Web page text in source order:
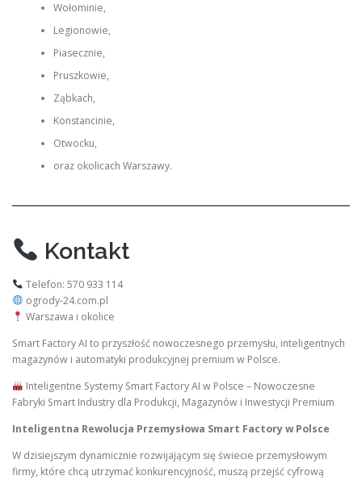
Wołominie,
Legionowie,
Piasecznie,
Pruszkowie,
Ząbkach,
Konstancinie,
Otwocku,
oraz okolicach Warszawy.
Kontakt
Telefon: 570 933 114
ogrody-24.com.pl
Warszawa i okolice
Smart Factory AI to przyszłość nowoczesnego przemysłu, inteligentnych
magazynów i automatyki produkcyjnej premium w Polsce.
Inteligentne Systemy Smart Factory AI w Polsce – Nowoczesne
Fabryki Smart Industry dla Produkcji, Magazynów i Inwestycji Premium
Inteligentna Rewolucja Przemysłowa Smart Factory w Polsce
W dzisiejszym dynamicznie rozwijającym się świecie przemysłowym
firmy, które chcą utrzymać konkurencyjność, muszą przejść cyfrową